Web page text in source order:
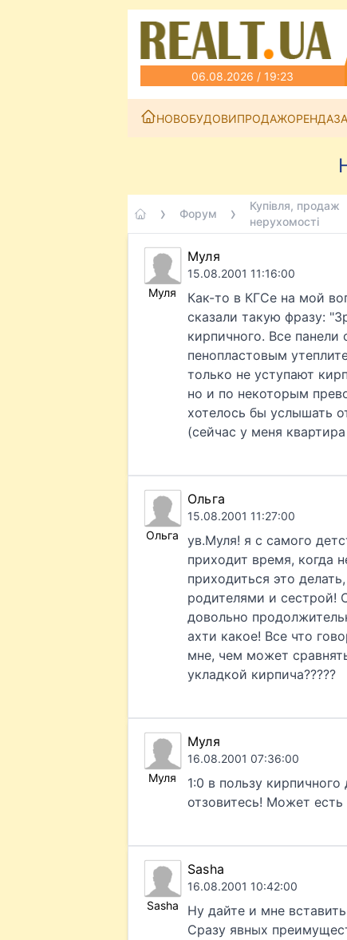
06.08.2026 / 19:23
НОВОБУДОВИПРОДАЖОРЕНДА
Форум
Купівля, продаж
нерухомості
Муля
Муля
15.08.2001 11:16:00
Как-то в КГСе на мой
сказали такую фразу:
кирпичного. Все панели
пенопластовым
только не уступают
но и по некоторым
хотелось бы услышать
(сейчас у меня
Ольга
Ольга
15.08.2001 11:27:00
ув.Муля! я с самого
приходит время, когда
приходиться это
родителями и сестрой!
довольно
ахти какое! Все что
мне, чем может
укладкой кирпича?????
Муля
Муля
16.08.2001 07:36:00
1:0 в пользу
отзовитесь! Может
Sasha
Sasha
16.08.2001 10:42:00
Ну дайте и мне
Сразу явных